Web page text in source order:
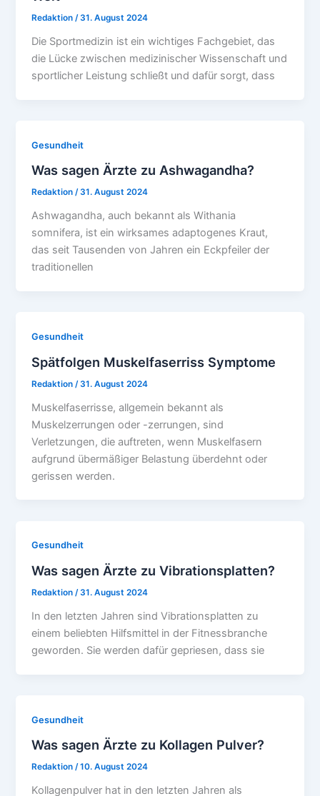
Redaktion/31. August 2024
Die Sportmedizin ist ein wichtiges Fachgebiet, das
die Lücke zwischen medizinischer Wissenschaft und
sportlicher Leistung schließt und dafür sorgt, dass
Gesundheit
Was sagen Ärzte zu Ashwagandha?
Redaktion/31. August 2024
Ashwagandha, auch bekannt als Withania
somnifera, ist ein wirksames adaptogenes Kraut,
das seit Tausenden von Jahren ein Eckpfeiler der
traditionellen
Gesundheit
Spätfolgen Muskelfaserriss Symptome
Redaktion /31. August 2024
Muskelfaserrisse, allgemein bekannt als
Muskelzerrungen oder -zerrungen, sind
Verletzungen, die auftreten, wenn Muskelfasern
aufgrund übermäßiger Belastung überdehnt oder
gerissen werden.
Gesundheit
Was sagen Ärzte zu Vibrationsplatten?
Redaktion/31. August 2024
In den letzten Jahren sind Vibrationsplatten zu
einem beliebten Hilfsmittel in der Fitnessbranche
geworden. Sie werden dafür gepriesen, dass sie
Gesundheit
Was sagen Ärzte zu Kollagen Pulver?
Redaktion/10. August 2024
Kollagenpulver hat in den letzten Jahren als